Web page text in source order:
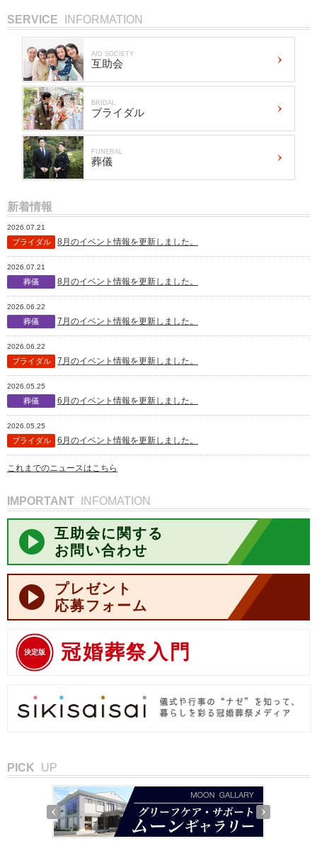
SERVICE INFORMATION
AID SOCIETY
互助会
BRIDAL
ブライダル
FUNERAL
葬儀
新着情報
2026.07.21
ブライダル 8月のイベント情報を更新しました。
2026.07.21
葬儀 8月のイベント情報を更新しました。
2026.06.22
葬儀 7月のイベント情報を更新しました。
2026.06.22
ブライダル 7月のイベント情報を更新しました。
2026.05.25
葬儀 6月のイベント情報を更新しました。
2026.05.25
ブライダル 6月のイベント情報を更新しました。
これまでのニュースはこちら
IMPORTANT INFOMATION
互助会に関する
お問い合わせ
プレゼント
応募フォーム
決定版 冠婚葬祭入門
PICK UP